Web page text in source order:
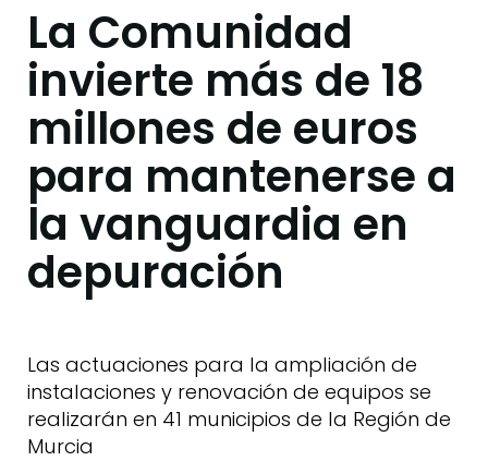
La Comunidad
invierte más de 18
millones de euros
para mantenerse a
la vanguardia en
depuración
Las actuaciones para la ampliación de
instalaciones y renovación de equipos se
realizarán en 41 municipios de la Región de
Murcia